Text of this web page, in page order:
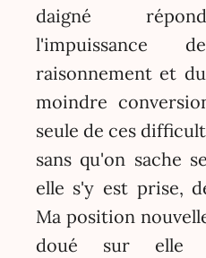
daigné
l'impuissance
raisonnement et
moindre
seule de ces
sans qu'on sache
elle s'y est prise,
Ma position
doué sur elle